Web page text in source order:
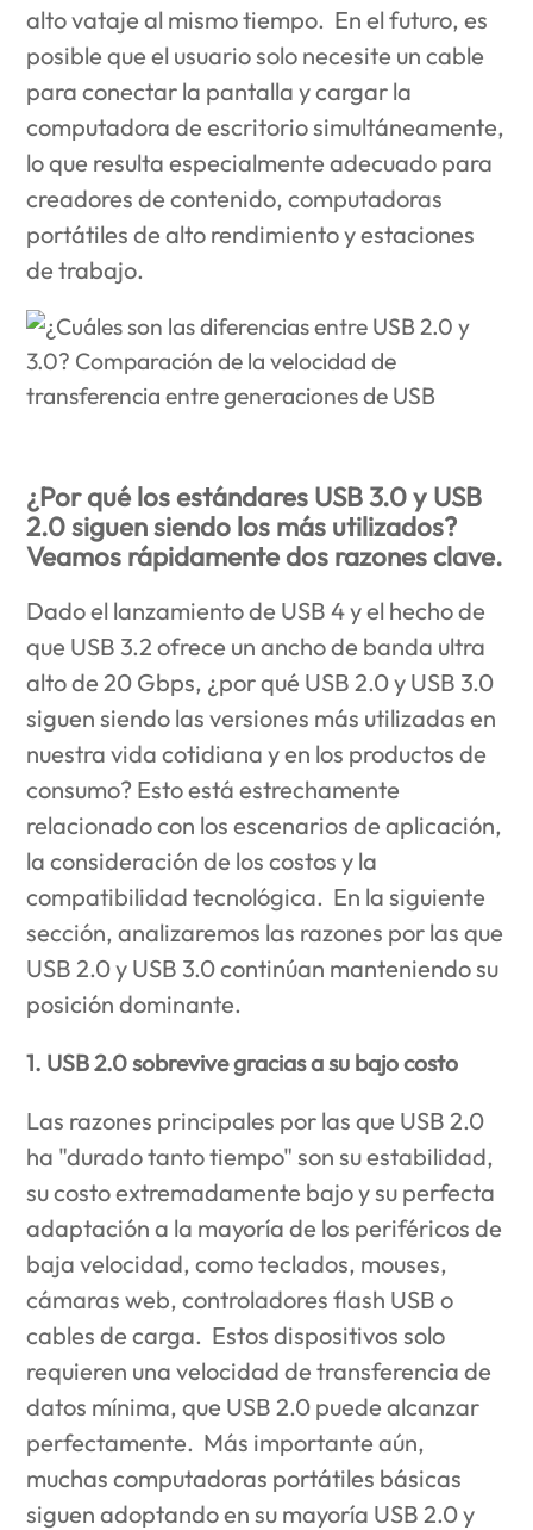
alto vataje al mismo tiempo. En el futuro, es
posible que el usuario solo necesite un cable
para conectar la pantalla y cargar la
computadora de escritorio simultáneamente,
lo que resulta especialmente adecuado para
creadores de contenido, computadoras
portátiles de alto rendimiento y estaciones
de trabajo.
¿Por qué los estándares USB 3.0 y USB
2.0 siguen siendo los más utilizados?
Veamos rápidamente dos razones clave.
Dado el lanzamiento de USB 4 y el hecho de
que USB 3.2 ofrece un ancho de banda ultra
alto de 20 Gbps, ¿por qué USB 2.0 y USB 3.0
siguen siendo las versiones más utilizadas en
nuestra vida cotidiana y en los productos de
consumo? Esto está estrechamente
relacionado con los escenarios de aplicación,
la consideración de los costos y la
compatibilidad tecnológica. En la siguiente
sección, analizaremos las razones por las que
USB 2.0 y USB 3.0 continúan manteniendo su
posición dominante.
1. USB 2.0 sobrevive gracias a su bajo costo
Las razones principales por las que USB 2.0
ha "durado tanto tiempo" son su estabilidad,
su costo extremadamente bajo y su perfecta
adaptación a la mayoría de los periféricos de
baja velocidad, como teclados, mouses,
cámaras web, controladores flash USB o
cables de carga. Estos dispositivos solo
requieren una velocidad de transferencia de
datos mínima, que USB 2.0 puede alcanzar
perfectamente. Más importante aún,
muchas computadoras portátiles básicas
siguen adoptando en su mayoría USB 2.0 y